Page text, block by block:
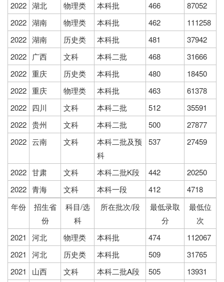
2022 湖北 物理类 本科批 466
87052
2022 湖南 物理类 本科批 462
111258
2022 湖南 历史类 本科批 481
37942
2022
广西 文科 本科二批 468
31666
2022 重庆 历史类 本科批 480
18450
2022 重庆 物理类 本科批 463
61378
2022 四川 文科 本科二批 512
35591
2022 贵州 文科 本科二批 500
27877
2022 云南 文科
本科二批及预
科
537 27459
2022 甘肃 文科 本科二批K段 442
20250
2022 青海 文科 本科一段 412
4718
年份
招生省
份
科目/选
科
所在批次/段
最低录取
分
最低位
次
2021
河北 物理类 本科批 474
112067
2021
河北 历史类 本科批 509
31765
2021
山西 文科 本科二批A段 505
13931